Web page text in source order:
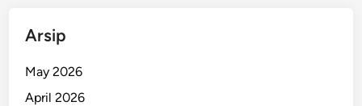
Arsip
May 2026
April 2026